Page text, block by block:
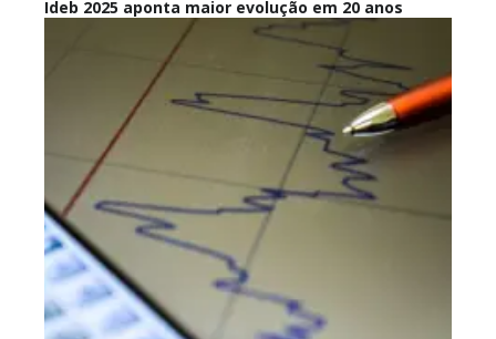
Ideb 2025 aponta maior evolução em 20 anos